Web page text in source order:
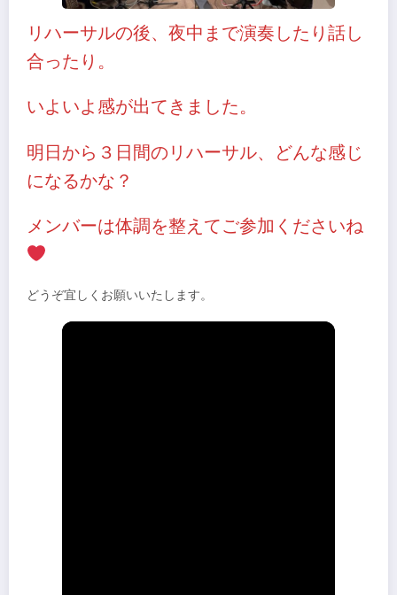
リハーサルの後、夜中まで演奏したり話し
合ったり。
いよいよ感が出てきました。
明日から３日間のリハーサル、どんな感じ
になるかな？
メンバーは体調を整えてご参加くださいね
どうぞ宜しくお願いいたします。